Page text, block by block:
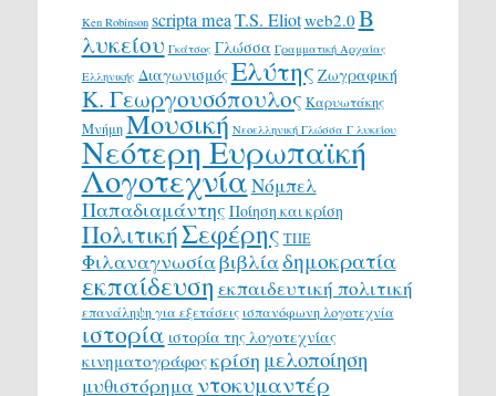
Ken Robinson scripta meaT.S. Eliotweb2.0 Β
λυκείου Γκάτσος Γλώσσα Γραμματική Αρχαίας
Ελληνικής ΔιαγωνισμόςΕλύτης Ζωγραφική
Κ. Γεωργουσόπουλος Καρυωτάκης
ΜνήμηΜουσική Νεοελληνική Γλώσσα Γ λυκείου
Νεότερη Ευρωπαϊκή
ΛογοτεχνίαΝόμπελ
Παπαδιαμάντης Ποίηση και κρίση
ΠολιτικήΣεφέρης ΤΠΕ
Φιλαναγνωσίαβιβλίαδημοκρατία
εκπαίδευση εκπαιδευτική πολιτική
επανάληψη για εξετάσεις ισπανόφωνη λογοτεχνία
ιστορία ιστορία της λογοτεχνίας
κινηματογράφοςκρίση μελοποίηση
μυθιστόρημα ντοκυμαντέρ